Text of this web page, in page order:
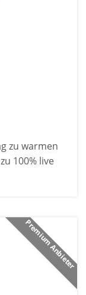
zu warmen
100% live
Premium Anbieter